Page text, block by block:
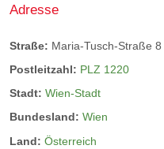
Adresse
Straße: Maria-Tusch-Straße 8
Postleitzahl: PLZ 1220
Stadt: Wien-Stadt
Bundesland: Wien
Land: Österreich